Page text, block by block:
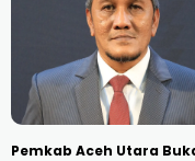
Pemkab Aceh Utara